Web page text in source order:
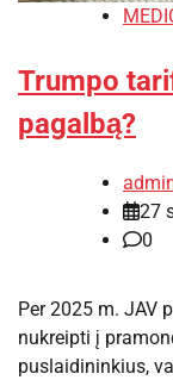
Trumpo
pagalbą?
27
0
Per 2025 m. JAV
nukreipti į
puslaidininkius,